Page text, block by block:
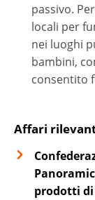
passivo.
locali per
nei luoghi
bambini,
consentito
Affari
prodotti